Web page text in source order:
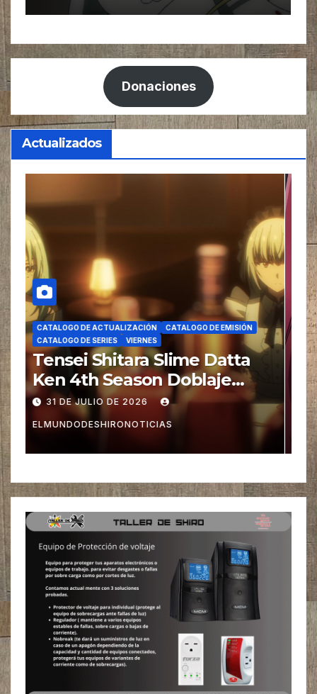
Donaciones
Actualizados
CATALOGO DE ACTUALIZACIÓN
CATALOGO DE EMISIÓN
CATALOGO DE SERIES
JUEVES
Super no Ura de Yani Suu
Futari Doblaje
30 DE JULIO DE 2026
ELMUNDODESHIRONOTICIAS